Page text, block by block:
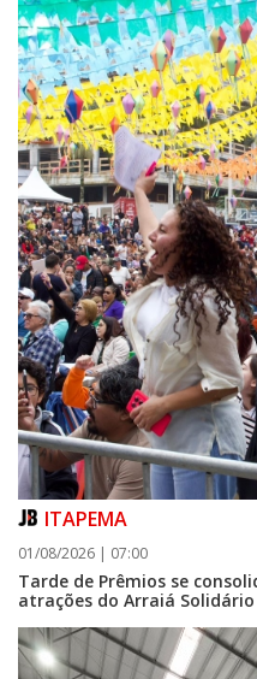
07/08/2026 | 07:00
Sala do Empreendedor divulga
gratuitas para agosto em
NAVEGANTES
ITAPEMA
01/08/2026 | 07:00
Tarde de Prêmios se
atrações do Arraiá